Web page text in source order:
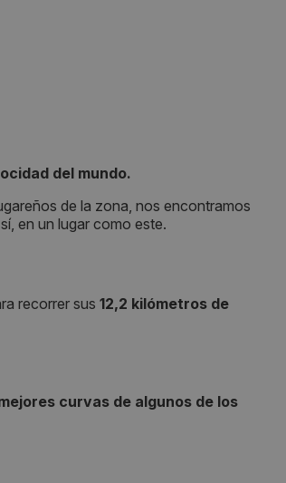
del mundo.
de la zona, nos encontramos
en un lugar como este.
recorrer sus 12,2 kilómetros de
curvas de algunos de los